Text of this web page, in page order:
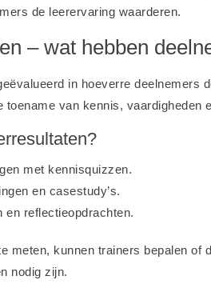
de leerervaring waarderen.
– wat hebben
in hoeverre deelnemers
toename van kennis, vaardigheden
met kennisquizzen.
en casestudy’s.
en reflectieopdrachten.
meten, kunnen trainers bepalen of
nodig zijn.